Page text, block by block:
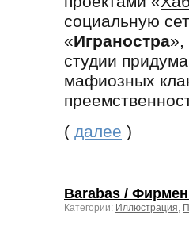
социальную
«Играностра»,
студии
мафиозных
( далее )
Barabas /
Категории: Иллюстрация